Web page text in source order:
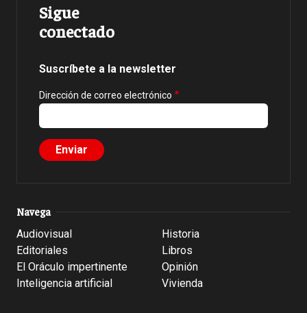
Sigue
conectado
Suscríbete a la newsletter
Dirección de correo electrónico
Navega
Audiovisual
Editoriales
El Oráculo impertinente
Inteligencia artificial
Historia
Libros
Opinión
Vivienda